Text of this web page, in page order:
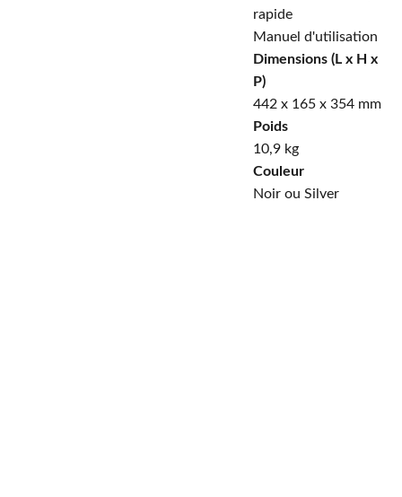
rapide
Manuel d'utilisation
Dimensions (L x H x
P)
442 x 165 x 354 mm
Poids
10,9 kg
Couleur
Noir ou Silver